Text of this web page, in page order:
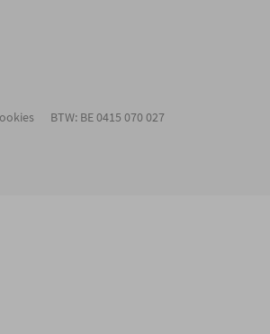
BTW: BE 0415 070 027